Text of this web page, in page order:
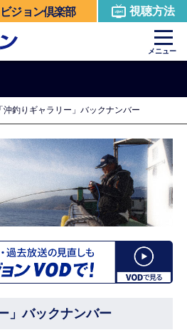
ジョン倶楽部 視聴方法
メニュー
「沖釣りギャラリー」バックナンバー
」バックナンバー